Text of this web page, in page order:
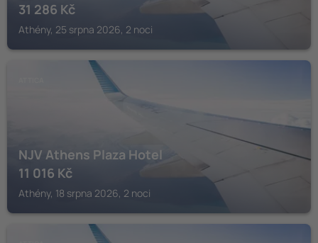
31 286 Kč
Athény, 25 srpna 2026, 2 noci
NJV Athens Plaza Hotel
11 016 Kč
Athény, 18 srpna 2026, 2 noci